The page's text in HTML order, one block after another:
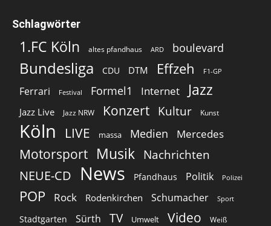
Schlagwörter
1.FC Köln altes pfandhaus ARD boulevard
Bundesliga CDU DTM Effzeh F1-GP
Ferrari Festival Formel1 Internet Jazz
Jazz Live Jazz NRW Konzert Kultur Kunst
Köln LIVE massa Medien Mercedes
Motorsport Musik Nachrichten
NEUE-CD
News Pfandhaus Politik Polizei
POP Rock Rodenkirchen Schumacher Sport
Stadtgarten Sürth TV Umwelt Video Weiß